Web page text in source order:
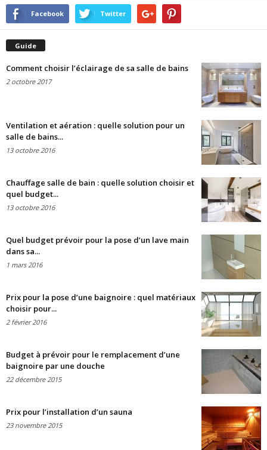
Facebook Twitter
Guide
Comment choisir l’éclairage de sa salle de bains
2 octobre 2017
Ventilation et aération : quelle solution pour un
salle de bains...
13 octobre 2016
Chauffage salle de bain : quelle solution choisir et
quel budget...
13 octobre 2016
Quel budget prévoir pour la pose d’un lave main
dans sa...
1 mars 2016
Prix pour la pose d’une baignoire : quel matériaux
choisir pour...
2 février 2016
Budget à prévoir pour le remplacement d’une
baignoire par une douche
22 décembre 2015
Prix pour l’installation d’un sauna
23 novembre 2015